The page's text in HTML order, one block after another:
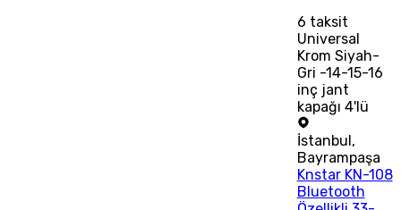
6 taksit
Universal
Krom Siyah-
Gri -14-15-16
inç jant
kapağı 4'lü
İstanbul,
Bayrampaşa
Knstar KN-108
Bluetooth